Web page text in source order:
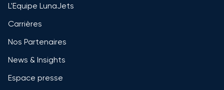
L'Equipe LunaJets
Carrières
Nos Partenaires
News & Insights
Espace presse